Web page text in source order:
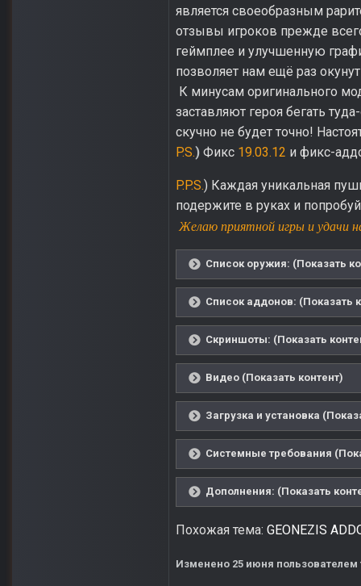
является своеобразным
отзывы игроков прежде
геймплее и улучшенную
позволяет нам ещё раз
К минусам оригинального
заставляют героя бегать
скучно не будет точно!
P.S.) Фикс 19.03.12 и фикс-
P.P.S.) Каждая уникальная
подержите в руках и
Желаю приятной игры и удачи
Список оружия: (Показать
Список аддонов: (Показать
Скриншоты: (Показать
Видео (Показать контент)
Загрузка и установка
Системные требования
Дополнения: (Показать
Похожая тема: GEONEZIS
Изменено 25 июня пользователем